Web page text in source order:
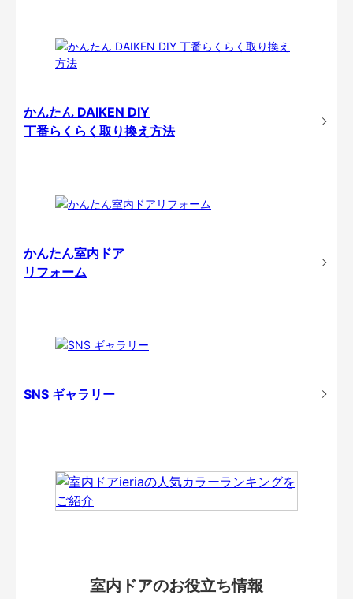
かんたん DAIKEN DIY
丁番らくらく取り換え方法
かんたん室内ドア
リフォーム
SNS ギャラリー
室内ドアのお役立ち情報